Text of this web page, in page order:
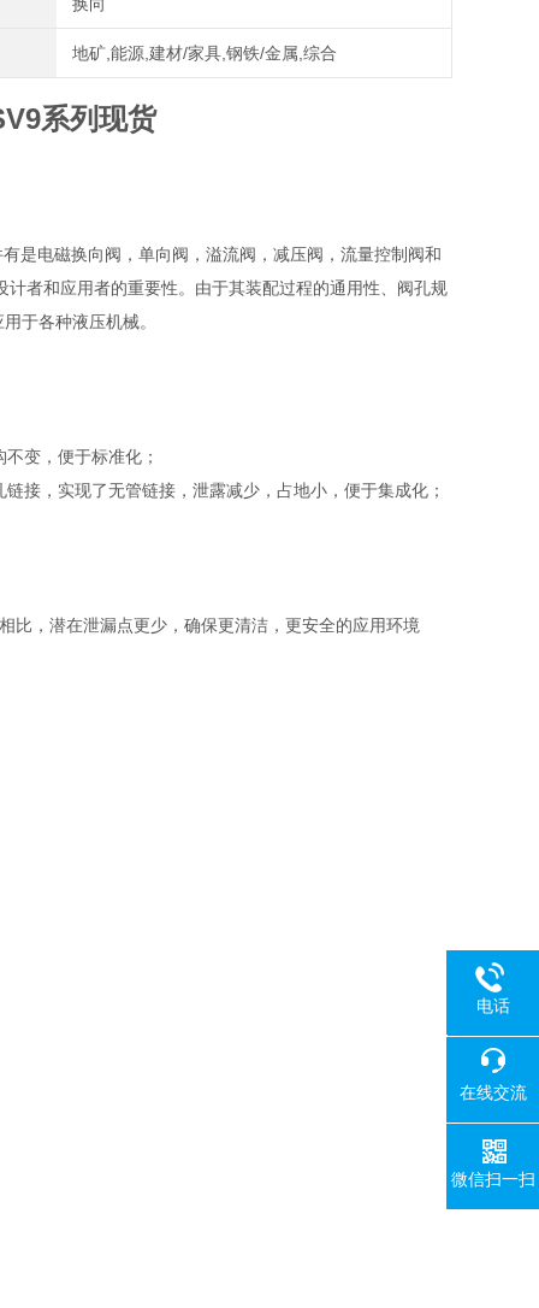
地矿,能源,建材/家具,钢铁/金属,综合
系列现货
是电磁换向阀，单向阀，溢流阀，减压阀，流量控制阀和
者和应用者的重要性。由于其装配过程的通用性、阀孔规
于各种液压机械。
变，便于标准化；
接，实现了无管链接，泄露减少，占地小，便于集成化；
比，潜在泄漏点更少，确保更清洁，更安全的应用环境
电话
在线交流
微信扫一扫